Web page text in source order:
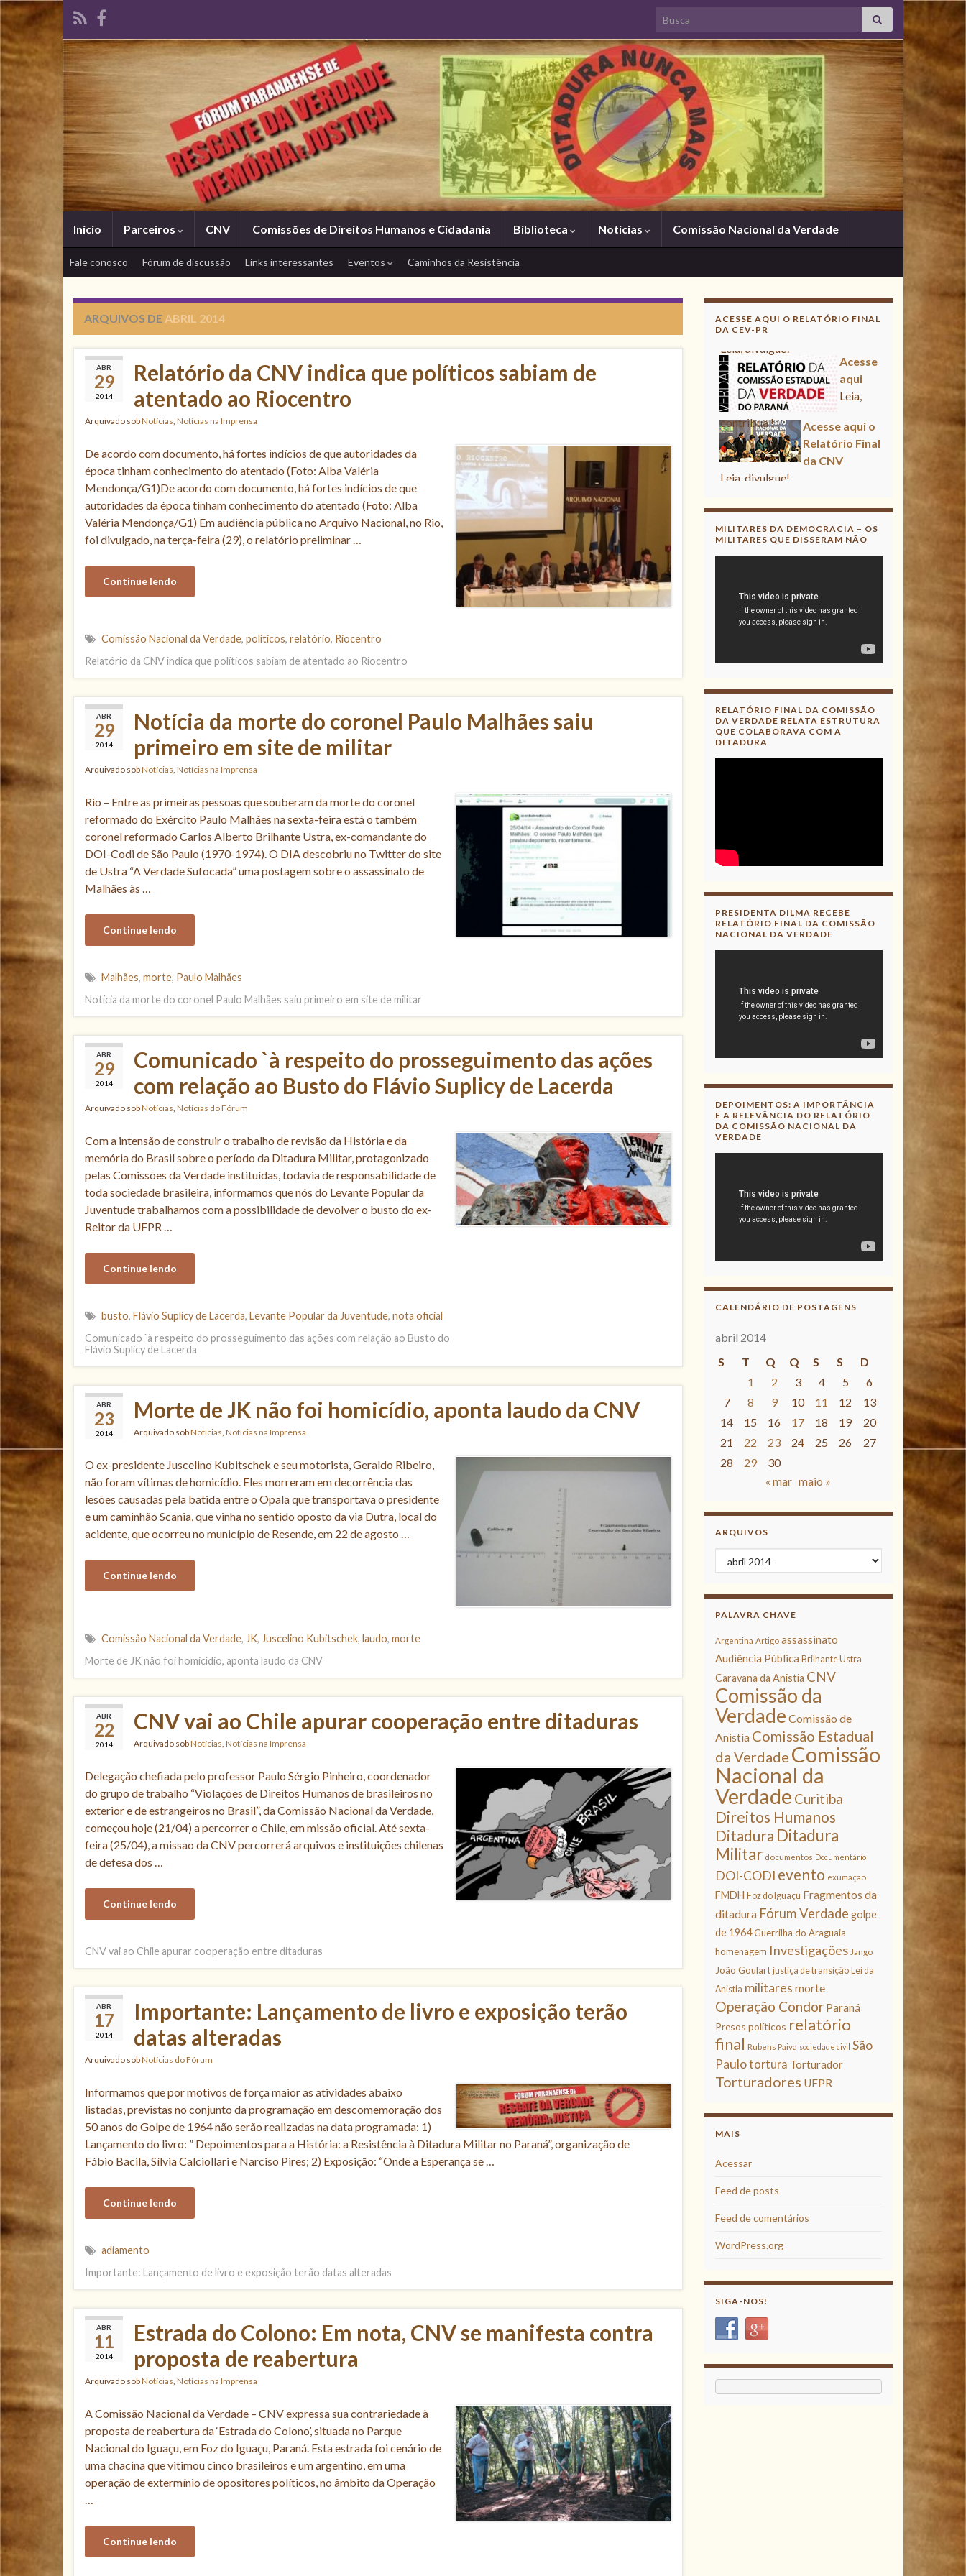
Search for:
Início Parceiros CNV Comissões de Direitos Humanos e Cidadania Biblioteca Notícias Comissão Nacional da Verdade
Fale conosco Fórum de discussão Links interessantes Eventos Caminhos da Resistência
ARQUIVOS DE ABRIL 2014
ABR
29
2014
Relatório da CNV indica que políticos sabiam de
atentado ao Riocentro
Arquivado sobNotícias, Notícias na Imprensa
De acordo com documento, há fortes indícios de que autoridades da
época tinham conhecimento do atentado (Foto: Alba Valéria
Mendonça/G1)De acordo com documento, há fortes indícios de que
autoridades da época tinham conhecimento do atentado (Foto: Alba
Valéria Mendonça/G1) Em audiência pública no Arquivo Nacional, no Rio,
foi divulgado, na terça-feira (29), o relatório preliminar …
Continue lendo
Comissão Nacional da Verdade, políticos, relatório, Riocentro
Relatório da CNV indica que políticos sabiam de atentado ao Riocentro
ABR
29
2014
Notícia da morte do coronel Paulo Malhães saiu
primeiro em site de militar
Arquivado sobNotícias Notícias na Imprensa
Rio – Entre as primeiras pessoas que souberam da morte do coronel
reformado do Exército Paulo Malhães na sexta-feira está o também
coronel reformado Carlos Alberto Brilhante Ustra, ex-comandante do
DOI-Codi de São Paulo (1970-1974). O DIA descobriu no Twitter do site
de Ustra “A Verdade Sufocada” uma postagem sobre o assassinato de
Malhães às …
Continue lendo
Malhães, morte, Paulo Malhães
Notícia da morte do coronel Paulo Malhães saiu primeiro em site de militar
ABR
29
2014
Comunicado `à respeito do prosseguimento das ações
com relação ao Busto do Flávio Suplicy de Lacerda
Arquivado sobNotícias Notícias do Fórum
Com a intensão de construir o trabalho de revisão da História e da
memória do Brasil sobre o período da Ditadura Militar, protagonizado
pelas Comissões da Verdade instituídas, todavia de responsabilidade de
toda sociedade brasileira, informamos que nós do Levante Popular da
Juventude trabalhamos com a possibilidade de devolver o busto do ex-
Reitor da UFPR …
Continue lendo
busto, Flávio Suplicy de Lacerda, Levante Popular da Juventude, nota oficial
Comunicado `à respeito do prosseguimento das ações com relação ao Busto do
Flávio Suplicy de Lacerda
ABR
23
2014
Morte de JK não foi homicídio, aponta laudo da CNV
Arquivado sobNotícias Notícias na Imprensa
O ex-presidente Juscelino Kubitschek e seu motorista, Geraldo Ribeiro,
não foram vítimas de homicídio. Eles morreram em decorrência das
lesões causadas pela batida entre o Opala que transportava o presidente
e um caminhão Scania, que vinha no sentido oposto da via Dutra, local do
acidente, que ocorreu no município de Resende, em 22 de agosto …
Continue lendo
Comissão Nacional da Verdade, JK, Juscelino Kubitschek, laudo, morte
Morte de JK não foi homicídio, aponta laudo da CNV
ABR
22
2014
CNV vai ao Chile apurar cooperação entre ditaduras
Arquivado sobNotícias, Notícias na Imprensa
Delegação chefiada pelo professor Paulo Sérgio Pinheiro, coordenador
do grupo de trabalho “Violações de Direitos Humanos de brasileiros no
exterior e de estrangeiros no Brasil”, da Comissão Nacional da Verdade,
começou hoje (21/04) a percorrer o Chile, em missão oficial. Até sexta-
feira (25/04), a missao da CNV percorrerá arquivos e instituições chilenas
de defesa dos …
Continue lendo
CNV vai ao Chile apurar cooperação entre ditaduras
ABR
17
2014
Importante: Lançamento de livro e exposição terão
datas alteradas
Arquivado sobNotícias do Fórum
Informamos que por motivos de força maior as atividades abaixo
listadas, previstas no conjunto da programação em descomemoração dos
50 anos do Golpe de 1964 não serão realizadas na data programada: 1)
Lançamento do livro: ” Depoimentos para a História: a Resistência à Ditadura Militar no Paraná”, organização de
Fábio Bacila, Sílvia Calciollari e Narciso Pires; 2) Exposição: “Onde a Esperança se …
Continue lendo
adiamento
Importante: Lançamento de livro e exposição terão datas alteradas
ABR
11
2014
Estrada do Colono: Em nota, CNV se manifesta contra
proposta de reabertura
Arquivado sobNotícias, Notícias na Imprensa
A Comissão Nacional da Verdade – CNV expressa sua contrariedade à
proposta de reabertura da ‘Estrada do Colono’, situada no Parque
Nacional do Iguaçu, em Foz do Iguaçu, Paraná. Esta estrada foi cenário de
uma chacina que vitimou cinco brasileiros e um argentino, em uma
operação de extermínio de opositores políticos, no âmbito da Operação
…
Continue lendo
ACESSE AQUI O RELATÓRIO FINAL
DA CEV-PR
Acesse
aqui
Leia,
contribua !
Acesse aqui o
Relatório Final
da CNV
Leia, divulgue!
aqui
Leia,
MILITARES DA DEMOCRACIA – OS
MILITARES QUE DISSERAM NÃO
RELATÓRIO FINAL DA COMISSÃO
DA VERDADE RELATA ESTRUTURA
QUE COLABORAVA COM A
DITADURA
PRESIDENTA DILMA RECEBE
RELATÓRIO FINAL DA COMISSÃO
NACIONAL DA VERDADE
DEPOIMENTOS: A IMPORTÂNCIA
E A RELEVÂNCIA DO RELATÓRIO
DA COMISSÃO NACIONAL DA
VERDADE
CALENDÁRIO DE POSTAGENS
abril 2014
S
T Q Q S S
D
1
2 3 4 5
6
7
8 9 10 11 12
13
14
15 16 17 18 19
20
21
22 23 24 25 26
27
28
29
30
« mar maio »
ARQUIVOS
Arquivos
PALAVRA CHAVE
Argentina Artigo assassinato
Audiência Pública Brilhante Ustra
Caravana da Anistia CNV
Comissão da
Verdade Comissão de
Anistia Comissão Estadual
da Verdade Comissão
Nacional da
Verdade Curitiba
Direitos Humanos
Ditadura Ditadura
Militar documentos Documentário
DOI-CODI evento exumação
FMDH Foz do Iguaçu Fragmentos da
ditadura Fórum Verdade golpe
de 1964 Guerrilha do Araguaia
homenagem Investigações Jango
João Goulart justiça de transição Lei da
Anistia militares morte
Operação Condor Paraná
Presos políticos relatório
final Rubens Paiva sociedade civil São
Paulotortura Torturador
Torturadores UFPR
MAIS
Acessar
Feed de posts
Feed de comentários
WordPress.org
SIGA-NOS!